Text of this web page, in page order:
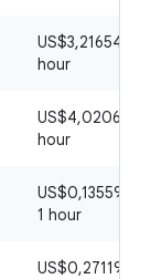
US$3,21654816
hour
US$4,0206852
hour
1 hour
US$0,27119898